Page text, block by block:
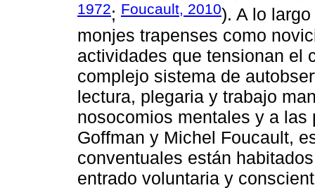
1972; Foucault, 2010). A lo
monjes trapenses como
actividades que tensionan el
complejo sistema de
lectura, plegaria y trabajo
nosocomios mentales y a
Goffman y Michel Foucault,
conventuales están
entrado voluntaria y